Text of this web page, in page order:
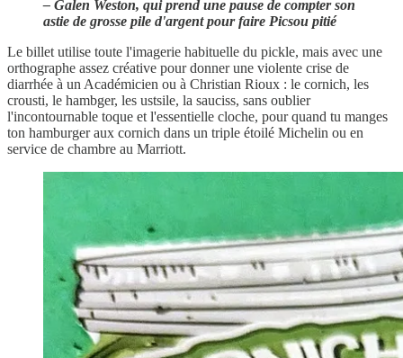
– Galen Weston, qui prend une pause de compter son
astie de grosse pile d'argent pour faire Picsou pitié
Le billet utilise toute l'imagerie habituelle du pickle, mais avec une
orthographe assez créative pour donner une violente crise de
diarrhée à un Académicien ou à Christian Rioux : le cornich, les
crousti, le hambger, les ustsile, la sauciss, sans oublier
l'incontournable toque et l'essentielle cloche, pour quand tu manges
ton hamburger aux cornich dans un triple étoilé Michelin ou en
service de chambre au Marriott.